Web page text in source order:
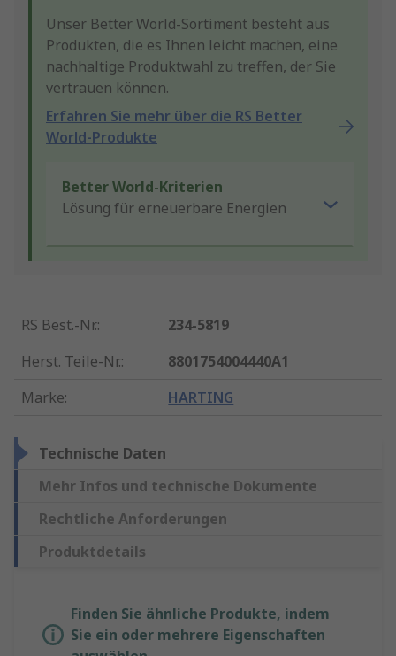
Unser Better World-Sortiment besteht aus
Produkten, die es Ihnen leicht machen, eine
nachhaltige Produktwahl zu treffen, der Sie
vertrauen können.
Erfahren Sie mehr über die RS Better
World-Produkte
Better World-Kriterien
Lösung für erneuerbare Energien
RS Best.-Nr.:
234-5819
Herst. Teile-Nr.:
8801754004440A1
Marke: HARTING
Technische Daten
Mehr Infos und technische Dokumente
Rechtliche Anforderungen
Produktdetails
Finden Sie ähnliche Produkte, indem
Sie ein oder mehrere Eigenschaften